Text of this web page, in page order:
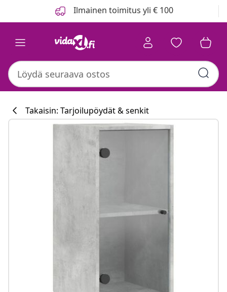
Ilmainen toimitus yli € 100
Takaisin: Tarjoilupöydät & senkit